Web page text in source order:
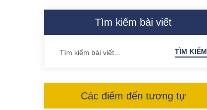
Tìm kiếm bài viết
TÌM KIẾM
Các điểm đến tương tự